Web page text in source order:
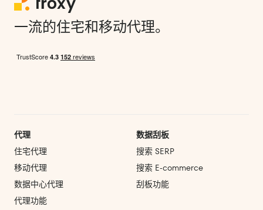
一流的住宅和移动代理。
代理
住宅代理
移动代理
数据中心代理
代理功能
数据刮板
搜索 SERP
搜索 E‑commerce
刮板功能